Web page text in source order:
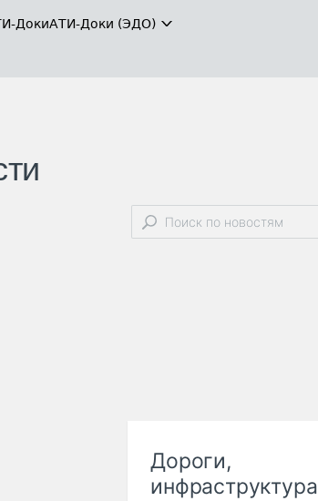
ДокиАТИ-Доки (ЭДО)
Дороги,
инфраструктура